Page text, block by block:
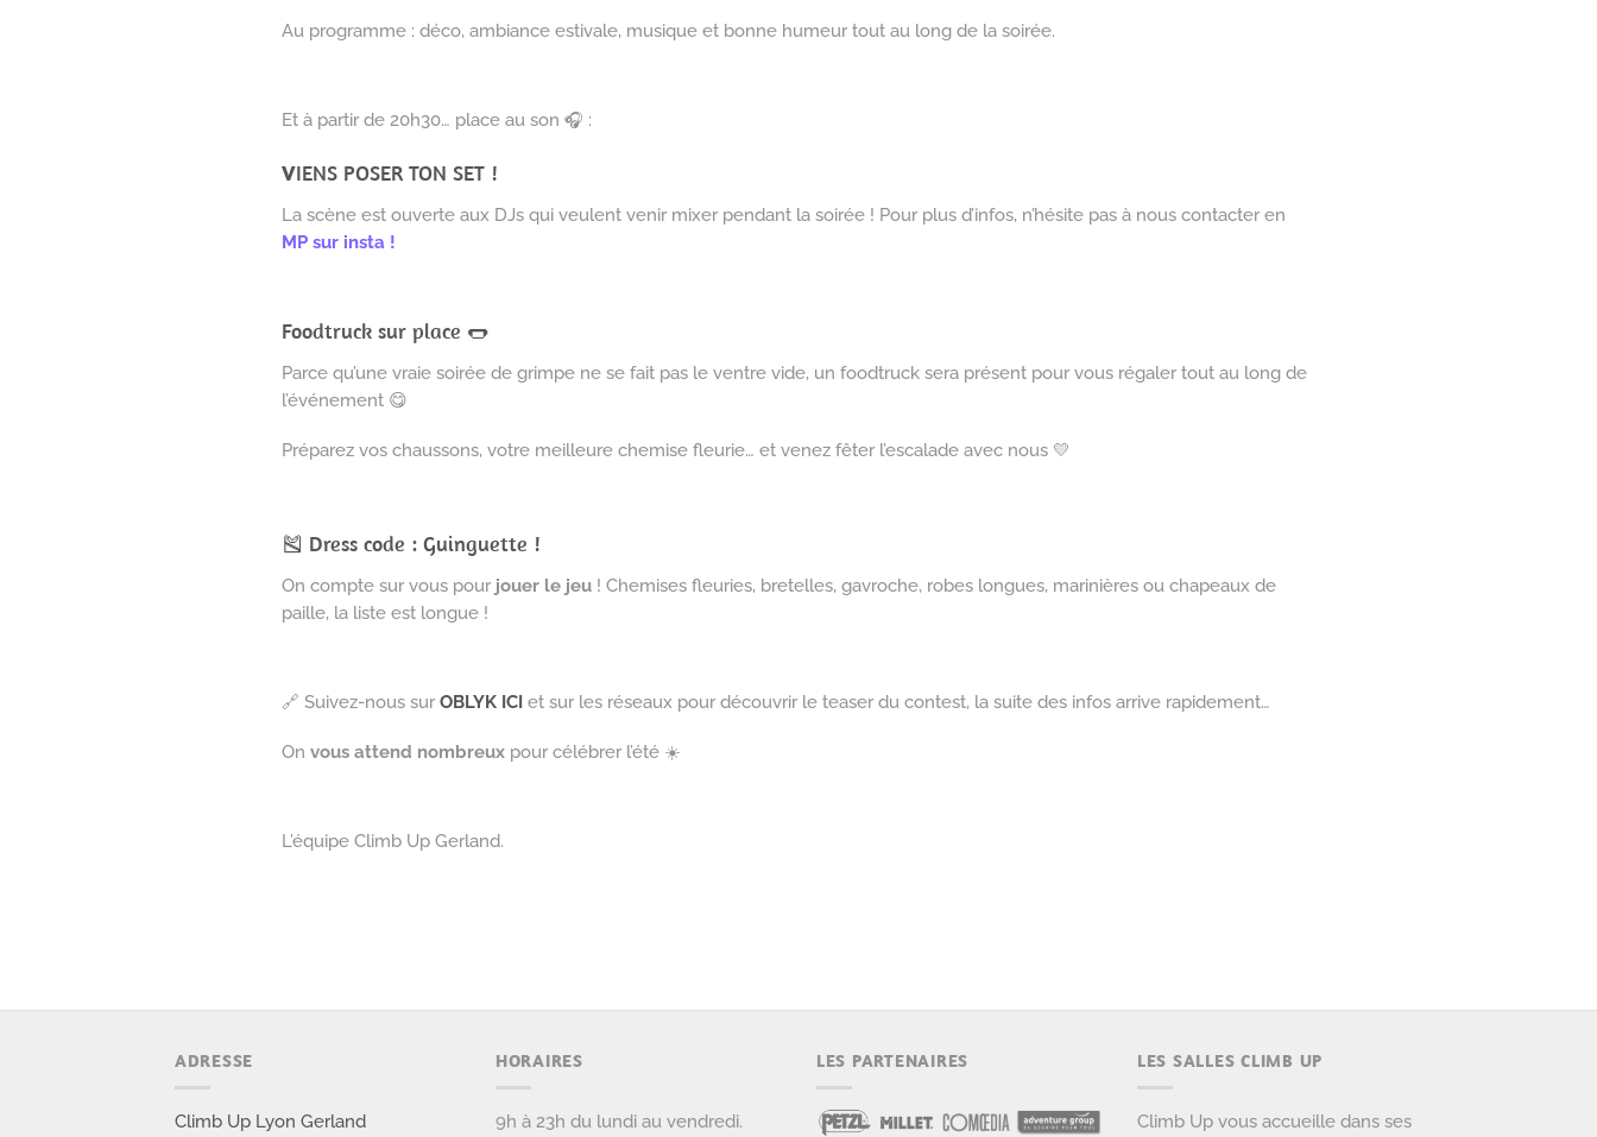
Au programme : déco, ambiance estivale, musique et bonne humeur tout au long de la soirée.
Et à partir de 20h30… place au son 🎧 :
VIENS POSER TON SET !
La scène est ouverte aux DJs qui veulent venir mixer pendant la soirée ! Pour plus d’infos, n’hésite pas à nous contacter en
MP sur insta !
Foodtruck sur place 🌭
Parce qu’une vraie soirée de grimpe ne se fait pas le ventre vide, un foodtruck sera présent pour vous régaler tout au long de
l’événement 😋
Préparez vos chaussons, votre meilleure chemise fleurie… et venez fêter l’escalade avec nous 💛
🎽 Dress code : Guinguette !
On compte sur vous pour jouer le jeu ! Chemises fleuries, bretelles, gavroche, robes longues, marinières ou chapeaux de
paille, la liste est longue !
🔗 Suivez-nous sur OBLYK ICI et sur les réseaux pour découvrir le teaser du contest, la suite des infos arrive rapidement…
On vous attend nombreux pour célébrer l’été ☀️
L’équipe Climb Up Gerland.
ADRESSE
Climb Up Lyon Gerland
HORAIRES
9h à 23h du lundi au vendredi.
LES PARTENAIRES LES SALLES CLIMB UP
Climb Up vous accueille dans ses